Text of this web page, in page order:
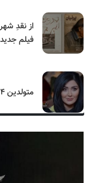
از نقدِ
فیلم
متولدین ۲۴ اسفند سینما ، تئاتر و موسیقی؛ مریم معصومی